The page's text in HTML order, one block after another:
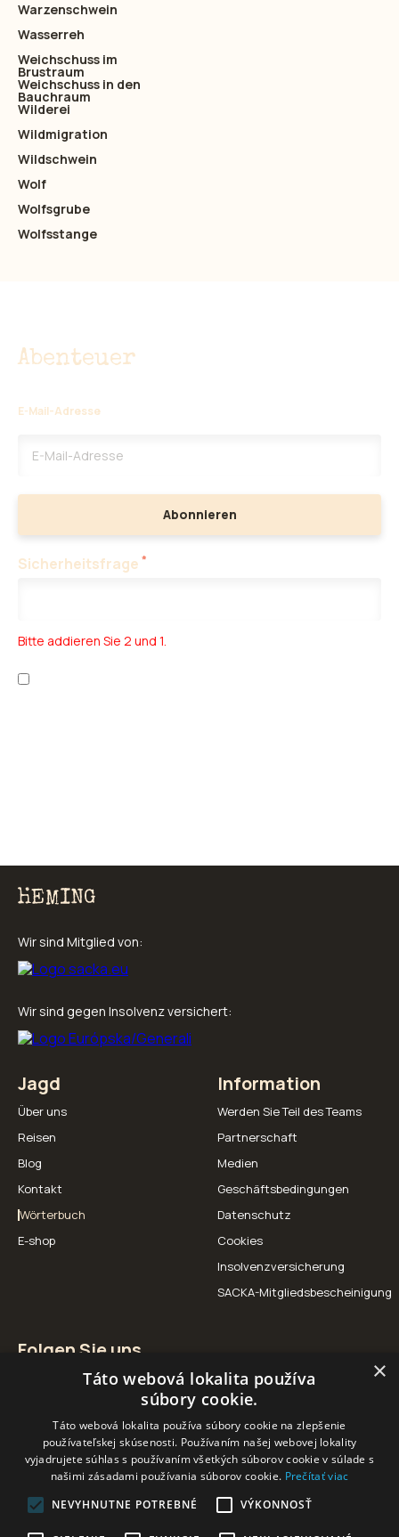
Warzenschwein
Wasserreh
Weichschuss im
Brustraum
Weichschuss in den
Bauchraum
Wilderei
Wildmigration
Wildschwein
Wolf
Wolfsgrube
Wolfsstange
Abenteuer
E-Mail-Adresse
Abonnieren
Sicherheitsfrage *
Bitte addieren Sie 2 und 1.
Wir sind Mitglied von:
Wir sind gegen Insolvenz versichert:
Jagd
Über uns
Reisen
Blog
Kontakt
Wörterbuch
E-shop
Information
Werden Sie Teil des Teams
Partnerschaft
Medien
Geschäftsbedingungen
Datenschutz
Cookies
Insolvenzversicherung
SACKA-Mitgliedsbescheinigung
Folgen Sie uns
Facebook Instagram YouTube
Unsere Partner
×
Táto webová lokalita používa
súbory cookie.
Táto webová lokalita používa súbory cookie na zlepšenie
používateľskej skúsenosti. Používaním našej webovej lokality
vyjadrujete súhlas s používaním všetkých súborov cookie v súlade s
našimi zásadami používania súborov cookie. Prečítať viac
NEVYHNUTNE POTREBNÉ
VÝKONNOSŤ